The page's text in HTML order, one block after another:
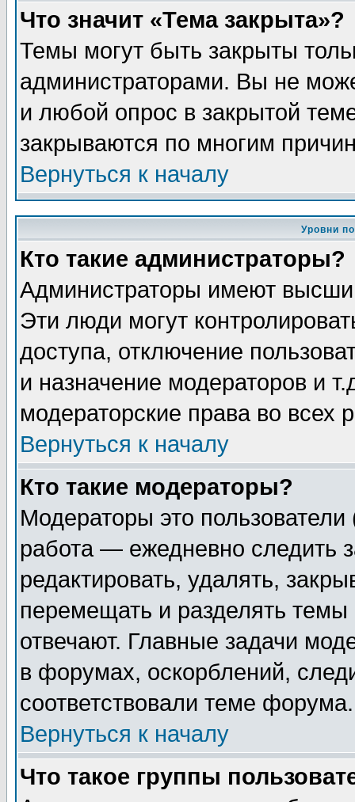
Что значит «Тема закрыта»?
Темы могут быть закрыты
администраторами. Вы не
и любой опрос в закрытой
закрываются по многим
Вернуться к началу
Уровни
Кто такие администраторы?
Администраторы имеют
Эти люди могут
доступа, отключение
и назначение модераторов и
модераторские права во всех
Вернуться к началу
Кто такие модераторы?
Модераторы это
работа — ежедневно следить
редактировать, удалять,
перемещать и разделять
отвечают. Главные задачи
в форумах, оскорблений,
соответствовали теме форума.
Вернуться к началу
Что такое группы